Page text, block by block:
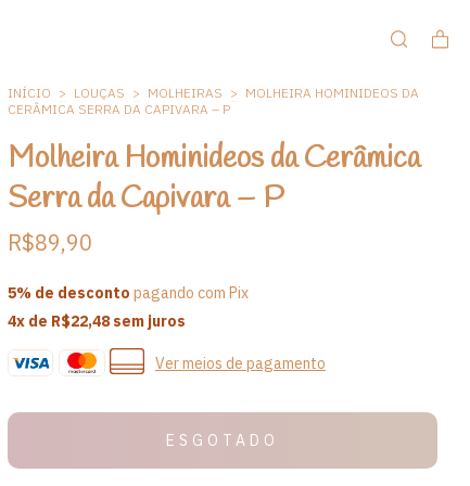
INÍCIO > LOUÇAS > MOLHEIRAS > MOLHEIRA HOMINIDEOS DA
CERÂMICA SERRA DA CAPIVARA – P
Molheira Hominideos da Cerâmica
Serra da Capivara – P
R$89,90
5% de desconto pagando com Pix
4x de R$22,48sem juros
Ver meios de pagamento